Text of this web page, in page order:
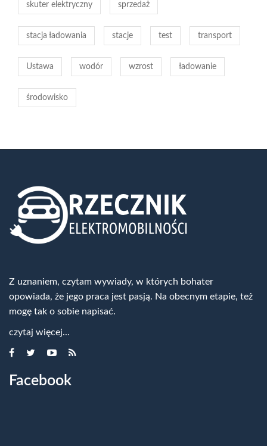
skuter elektryczny sprzedaż
stacja ładowania stacje test transport
Ustawa wodór wzrost ładowanie
środowisko
Z uznaniem, czytam wywiady, w których bohater
opowiada, że jego praca jest pasją. Na obecnym etapie, też
mogę tak o sobie napisać.
czytaj więcej...
Facebook